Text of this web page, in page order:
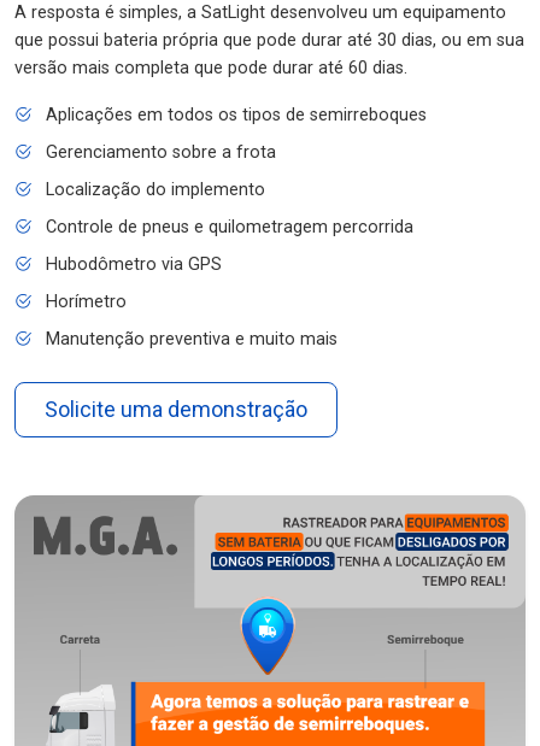
A resposta é simples, a SatLight desenvolveu um equipamento
que possui bateria própria que pode durar até 30 dias, ou em sua
versão mais completa que pode durar até 60 dias.
Aplicações em todos os tipos de semirreboques
Gerenciamento sobre a frota
Localização do implemento
Controle de pneus e quilometragem percorrida
Hubodômetro via GPS
Horímetro
Manutenção preventiva e muito mais
Solicite uma demonstração